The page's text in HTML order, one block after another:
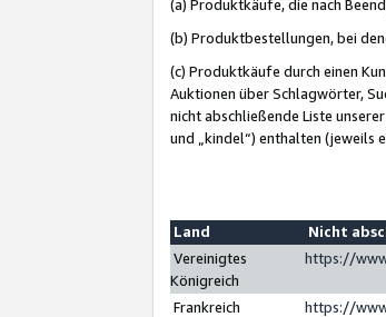
(a) Produktkäufe, die nach
(b) Produktbestellungen, bei
(c) Produktkäufe durch einen
Auktionen über Schlagwörter,
nicht abschließende Liste
und „kindel“) enthalten (jeweils
Land
Nicht
Vereinigtes
Königreich
https://
Frankreich
https://